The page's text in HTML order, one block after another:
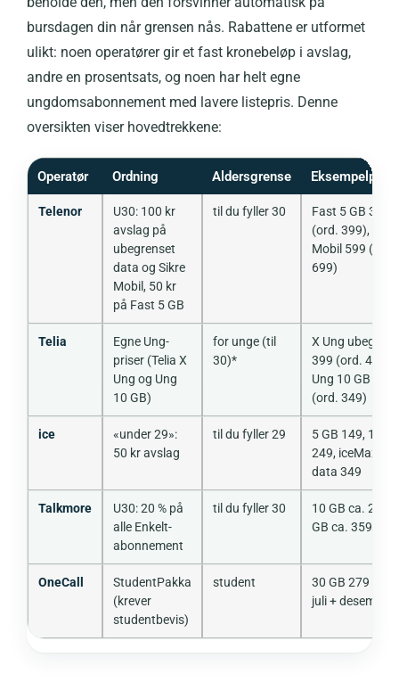
bursdagen din når grensen nås. Rabattene er utformet
ulikt: noen operatører gir et fast kronebeløp i avslag,
andre en prosentsats, og noen har helt egne
ungdomsabonnement med lavere listepris. Denne
oversikten viser hovedtrekkene:
Operatør Ordning Aldersgrense
Telenor
U30: 100 kr
avslag på
ubegrenset
data og Sikre
Mobil, 50 kr
på Fast 5 GB
til du fyller 30
Fast 5 GB 349
(ord. 399), Sikre
Mobil 599 (ord.
699)
Telia
Egne Ung-
priser (Telia X
Ung og Ung
10 GB)
for unge (til
30)*
X Ung
399 (ord. 449),
Ung 10 GB 299
(ord. 349)
ice
«under 29»:
50 kr avslag
til du fyller 29
5 GB 149, 18
249, iceMax fri
data 349
Talkmore
U30: 20 % på
alle Enkelt-
abonnement
til du fyller 30
10 GB ca. 279,
GB ca. 359
OneCall
StudentPakka
(krever
studentbevis)
student
30 GB 279
juli + desember)